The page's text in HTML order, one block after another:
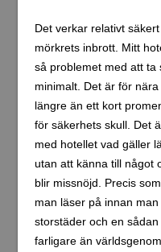
Det verkar relativt
mörkrets inbrott. Mitt
så problemet med att ta
minimalt. Det är för
längre än ett kort
för säkerhets skull. Det
med hotellet vad gäller
utan att känna till något
blir missnöjd. Precis
man läser på innan
storstäder och en
farligare än